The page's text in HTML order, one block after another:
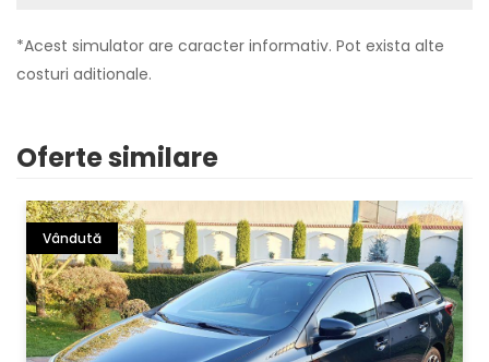
*Acest simulator are caracter informativ. Pot exista alte
costuri aditionale.
Oferte similare
Vândută